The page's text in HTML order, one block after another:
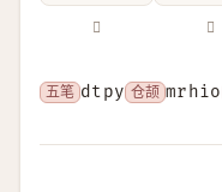
𥐗 𥑁
五笔 dtpy 仓颉 mrhio